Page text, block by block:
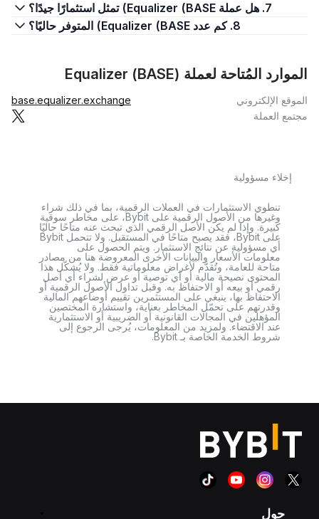
7. هل عملة Equalizer (BASE) تمثل استثمارًا جيدًا؟
8. كم عدد Equalizer (BASE) المتوفر حاليًا؟
الموارد المُتاحة لعملة Equalizer (BASE)
الموقع الإلكتروني
base.equalizer.exchange
مجتمع العملة
إخلاء مسؤولية
تنطوي الاستثمارات في العملات الرقمية، بما في ذلك شراء
وغيرها من الأصول الرقمية على Bybit، على مخاطر سوقية
كبيرة. وإذا لم يكن الأصل الرقمي الذي تبحث عنه متاحًا حاليًا
على Bybit، فقد يصبح متاحًا في المستقبل. ولا تتحمل Bybit
أي مسؤولية عن نتائج الاستثمار. ويتم الحصول على
معلومات الأسعار والبيانات الأخرى المعروضة هنا من مصادر
متاحة للعامة، وتُقدَّم لأغراض معلوماتية فقط. ولا يُشكّل هذا
المحتوى نصيحة مالية أو أي توصية أو عرض لشراء أي أصل
رقمي أو بيعه أو الاحتفاظ به. وقبل تداول الأصول الرقمية أو
الاحتفاظ بها، ينبغي على المستثمرين تقييم أوضاعهم المالية
وقدرتهم على تحمّل المخاطر بعناية، واستشارة المختصين
المؤهلين في المجالات القانونية أو الضريبية أو الاستثمارية
عند الاقتضاء. ولمزيد من المعلومات، يُرجى الرجوع إلى
شروط الخدمة الخاصة بـ Bybit.
حول